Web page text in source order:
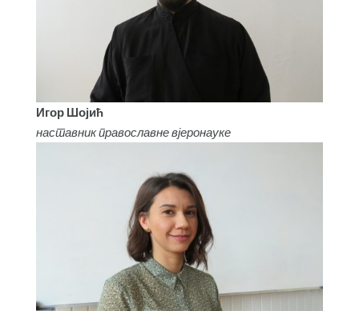
Игор Шојић
наставник православне вјеронауке